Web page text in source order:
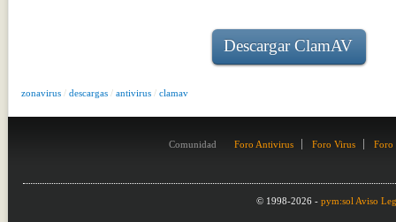
Descargar ClamAV
zonavirus / descargas / antivirus / clamav
Comunidad Foro Antivirus Foro Virus Foro
© 1998-2026 - pym:sol Aviso